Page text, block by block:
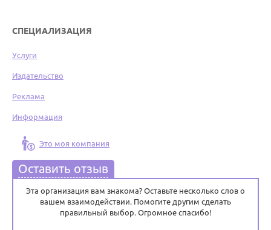
СПЕЦИАЛИЗАЦИЯ
Услуги
Издательство
Реклама
Информация
Это моя компания
Оставить отзыв
Эта организация вам знакома? Оставьте несколько слов о
вашем взаимодействии. Помогите другим сделать
правильный выбор. Огромное спасибо!